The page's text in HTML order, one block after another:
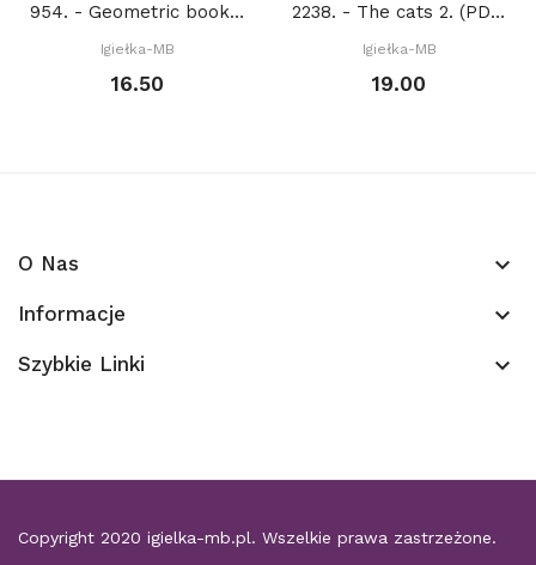
954. - Geometric bookmarks (PDF)
Igiełka-MB
16.50
2238. - The cats 2. (PDF)
Igiełka-MB
19.00
O Nas keyboard_arrow_down
Informacje keyboard_arrow_down
Szybkie Linki keyboard_arrow_down
Copyright 2020 igielka-mb.pl. Wszelkie prawa zastrzeżone.